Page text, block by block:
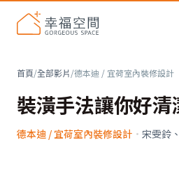
首頁/全部影片/德本迪 / 宜荷室內裝修設計
裝潢手法讓你好清
德本迪 / 宜荷室內裝修設計 · 宋雯鈴